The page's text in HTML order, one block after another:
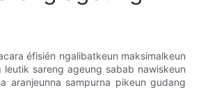
éfisién ngalibatkeun maksimalkeun
sareng ageung sabab nawiskeun
aranjeunna sampurna pikeun gudang